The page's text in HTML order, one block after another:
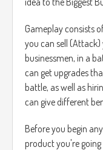
Gameplay consists
you can sell
businessmen, in a
can get upgrades
battle, as well as
can give different
Before you begin
product you're